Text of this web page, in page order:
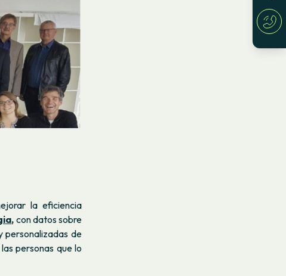
la eficiencia
, con datos sobre
personalizadas de
personas que lo